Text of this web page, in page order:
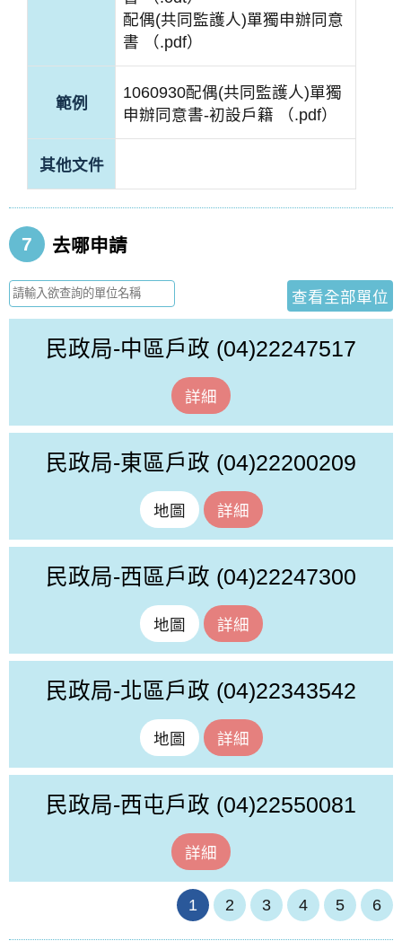
配偶(共同監護人)單獨申辦同意
書 （.pdf）
範例
1060930配偶(共同監護人)單獨
申辦同意書-初設戶籍 （.pdf）
其他文件
7 去哪申請
查看全部單位
民政局-中區戶政 (04)22247517
詳細
民政局-東區戶政 (04)22200209
地圖 詳細
民政局-西區戶政 (04)22247300
地圖 詳細
民政局-北區戶政 (04)22343542
地圖 詳細
民政局-西屯戶政 (04)22550081
詳細
1 2 3 4 5 6